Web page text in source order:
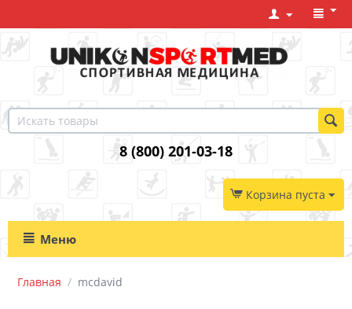
8 (800) 201-03-18
Корзина пуста
Меню
Главная / mcdavid